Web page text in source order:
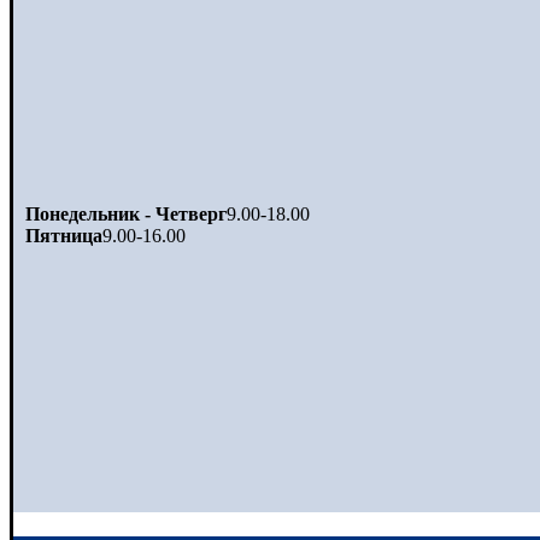
Понедельник - Четверг9.00-18.00
Пятница9.00-16.00